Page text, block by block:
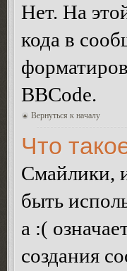
Нет. На
кода в
BBCode.
Вернуться к началу
Что
Смайлики,
быть
а :(
создания